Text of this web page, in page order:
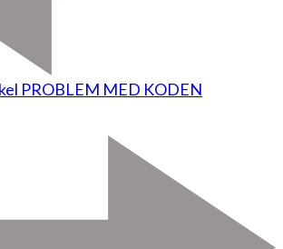
PROBLEM MED KODEN